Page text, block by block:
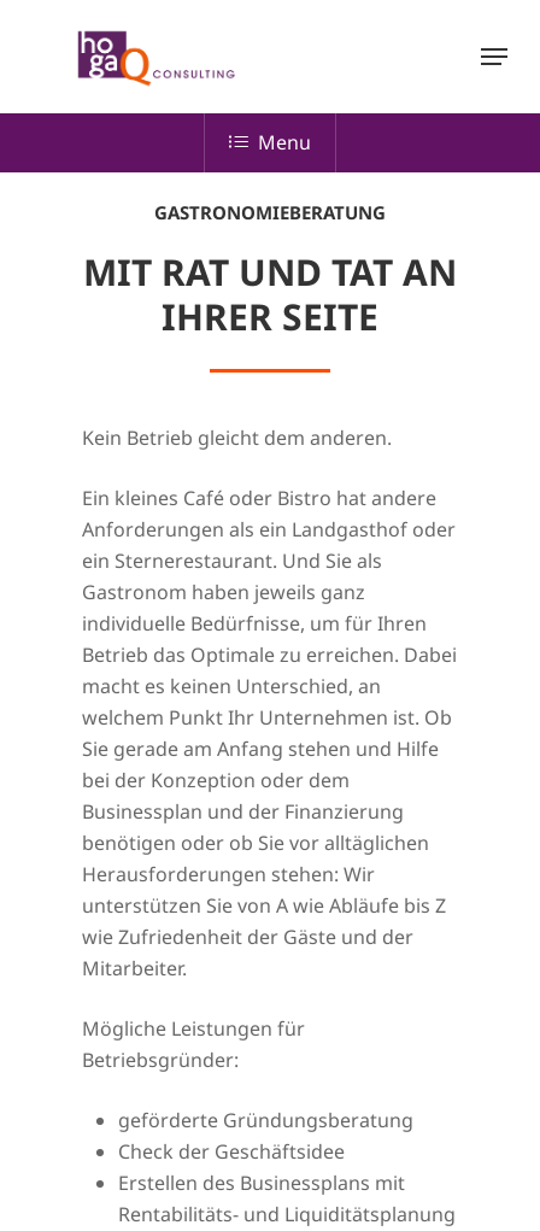
content
Menu
Menu
GASTRONOMIEBERATUNG
MIT RAT UND TAT AN
IHRER SEITE
Kein Betrieb gleicht dem anderen.
Ein kleines Café oder Bistro hat andere
Anforderungen als ein Landgasthof oder
ein Sternerestaurant. Und Sie als
Gastronom haben jeweils ganz
individuelle Bedürfnisse, um für Ihren
Betrieb das Optimale zu erreichen. Dabei
macht es keinen Unterschied, an
welchem Punkt Ihr Unternehmen ist. Ob
Sie gerade am Anfang stehen und Hilfe
bei der Konzeption oder dem
Businessplan und der Finanzierung
benötigen oder ob Sie vor alltäglichen
Herausforderungen stehen: Wir
unterstützen Sie von A wie Abläufe bis Z
wie Zufriedenheit der Gäste und der
Mitarbeiter.
Mögliche Leistungen für
Betriebsgründer:
geförderte Gründungsberatung
Check der Geschäftsidee
Erstellen des Businessplans mit
Rentabilitäts- und Liquiditätsplanung